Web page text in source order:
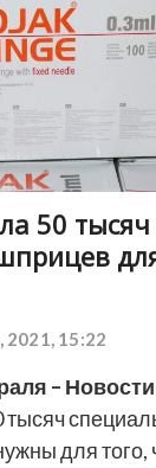
50 тысяч
15:22
–
тысяч
для того,